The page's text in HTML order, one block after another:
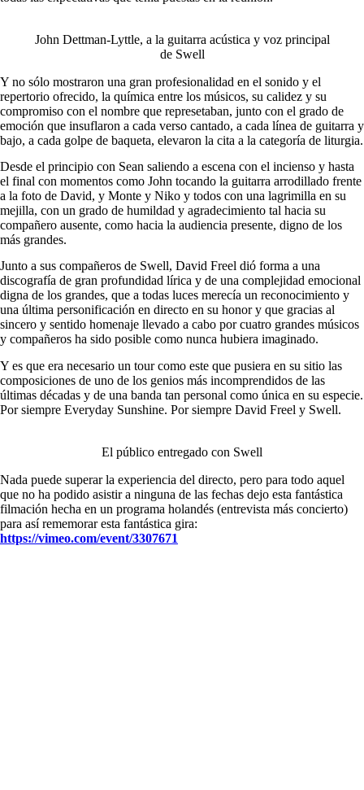
John Dettman-Lyttle, a la guitarra acústica y voz principal
de Swell
Y no sólo mostraron una gran profesionalidad en el sonido y el
repertorio ofrecido, la química entre los músicos, su calidez y su
compromiso con el nombre que represetaban, junto con el grado de
emoción que insuflaron a cada verso cantado, a cada línea de guitarra y
bajo, a cada golpe de baqueta, elevaron la cita a la categoría de liturgia.
Desde el principio con Sean saliendo a escena con el incienso y hasta
el final con momentos como John tocando la guitarra arrodillado frente
a la foto de David, y Monte y Niko y todos con una lagrimilla en su
mejilla, con un grado de humildad y agradecimiento tal hacia su
compañero ausente, como hacia la audiencia presente, digno de los
más grandes.
Junto a sus compañeros de Swell, David Freel dió forma a una
discografía de gran profundidad lírica y de una complejidad emocional
digna de los grandes, que a todas luces merecía un reconocimiento y
una última personificación en directo en su honor y que gracias al
sincero y sentido homenaje llevado a cabo por cuatro grandes músicos
y compañeros ha sido posible como nunca hubiera imaginado.
Y es que era necesario un tour como este que pusiera en su sitio las
composiciones de uno de los genios más incomprendidos de las
últimas décadas y de una banda tan personal como única en su especie.
Por siempre Everyday Sunshine. Por siempre David Freel y Swell.
El público entregado con Swell
Nada puede superar la experiencia del directo, pero para todo aquel
que no ha podido asistir a ninguna de las fechas dejo esta fantástica
filmación hecha en un programa holandés (entrevista más concierto)
para así rememorar esta fantástica gira:
https://vimeo.com/event/3307671